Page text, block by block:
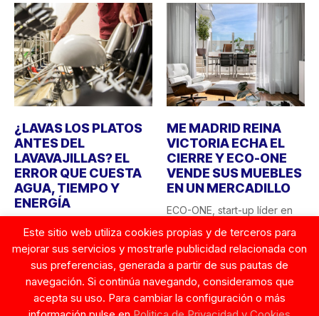
¿LAVAS LOS PLATOS
ANTES DEL
LAVAVAJILLAS? EL
ERROR QUE CUESTA
AGUA, TIEMPO Y
ENERGÍA
antes de introducirlos en el
lavavajillas sigue...
26 AGOSTO, 2025
ME MADRID REINA
VICTORIA ECHA EL
CIERRE Y ECO-ONE
VENDE SUS MUEBLES
EN UN MERCADILLO
ECO-ONE, start-up líder en
España, sorprende con una
acción...
23 AGOSTO, 2025
Este sitio web utiliza cookies propias y de terceros para
mejorar sus servicios y mostrarle publicidad relacionada con
sus preferencias, generada a partir de sus pautas de
navegación. Si continúa navegando, consideramos que
acepta su uso. Para cambiar la configuración o más